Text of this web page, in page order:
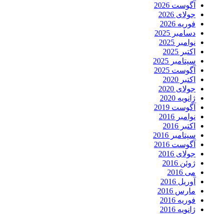
آگوست 2026
جولای 2026
فوریه 2026
دسامبر 2025
نوامبر 2025
اکتبر 2025
سپتامبر 2025
آگوست 2025
اکتبر 2020
جولای 2020
ژانویه 2020
آگوست 2019
نوامبر 2016
اکتبر 2016
سپتامبر 2016
آگوست 2016
جولای 2016
ژوئن 2016
می 2016
آوریل 2016
مارس 2016
فوریه 2016
ژانویه 2016